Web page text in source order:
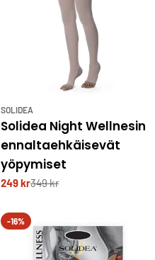
SOLIDEA
Solidea Night Wellnesin
ennaltaehkäisevät
yöpymiset
249 kr349 kr
-16%